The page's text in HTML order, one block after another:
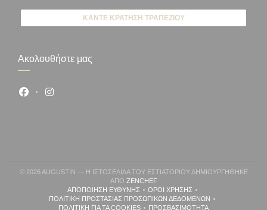
ΚΆΝΤΕ ΚΡΆΤΗΣΗ ΤΡΑΠΕΖΙΟΎ
Ακολουθήστε μας
Facebook ((ανοίγει σε νέο παράθυρο))
Instagram ((ανοίγει σε νέο παράθυρο))
© 2026 AUGUSTIN — Η ΙΣΤΟΣΕΛΊΔΑ ΤΟΥ ΕΣΤΙΑΤΟΡΊΟΥ ΔΗΜΙΟΥΡΓΉΘΗΚΕ
ΑΠΌ ZENCHEF((ΑΝΟΊΓΕΙ ΣΕ ΝΈΟ ΠΑΡΆΘΥΡΟ))
ΑΠΟΠΟΊΗΣΗ ΕΥΘΎΝΗΣ((ΑΝΟΊΓΕΙ ΣΕ ΝΈΟ ΠΑΡΆΘΥΡΟ))
ΌΡΟΙ ΧΡΉΣΗΣ((ΑΝΟΊΓΕΙ ΣΕ ΝΈΟ
ΠΟΛΙΤΙΚΉ ΠΡΟΣΤΑΣΊΑΣ ΠΡΟΣΩΠΙΚΏΝ ΔΕΔΟΜΈΝΩΝ
((ΑΝΟΊΓΕΙ ΣΕ ΝΈΟ ΠΑΡΆΘΥΡΟ))
ΠΟΛΙΤΙΚΉ ΓΙΑ ΤΑ COOKIES ΠΡΟΣΒΑΣΙΜΌΤΗΤΑ